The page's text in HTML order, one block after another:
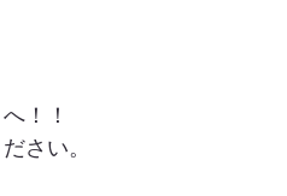
！！
さい。